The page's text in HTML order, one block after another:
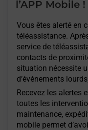
l’APP Mobile !
Vous êtes alerté en
téléassistance.
service de
contacts de
situation nécessite
d’événements
Recevez les alertes
toutes les
maintenance,
mobile permet